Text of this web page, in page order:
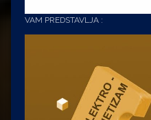
VAM PREDSTAVLJA :